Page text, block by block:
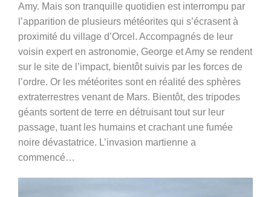
Amy. Mais son tranquille quotidien est interrompu par
l’apparition de plusieurs météorites qui s’écrasent à
proximité du village d’Orcel. Accompagnés de leur
voisin expert en astronomie, George et Amy se rendent
sur le site de l’impact, bientôt suivis par les forces de
l’ordre. Or les météorites sont en réalité des sphères
extraterrestres venant de Mars. Bientôt, des tripodes
géants sortent de terre en détruisant tout sur leur
passage, tuant les humains et crachant une fumée
noire dévastatrice. L’invasion martienne a
commencé…